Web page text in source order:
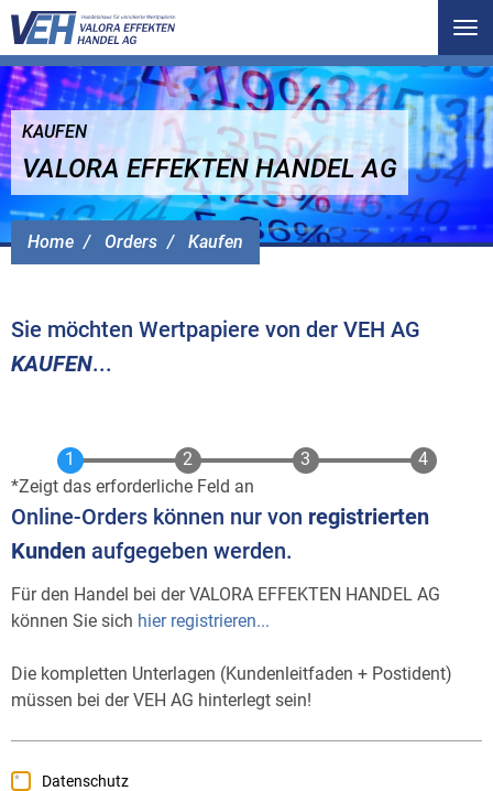
Home Orders Kaufen
KAUFEN
VALORA EFFEKTEN HANDEL AG
Sie möchten Wertpapiere von der VEH AG
KAUFEN...
Zeigt das erforderliche Feld an
Online-Orders können nur von registrierten
Kunden aufgegeben werden.
Für den Handel bei der VALORA EFFEKTEN HANDEL AG
können Sie sich hier registrieren...
Die kompletten Unterlagen (Kundenleitfaden + Postident)
müssen bei der VEH AG hinterlegt sein!
Datenschutz